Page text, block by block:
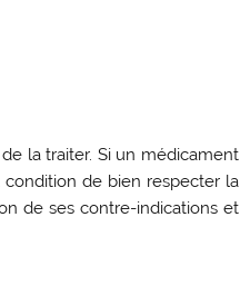
la traiter. Si un médicament
condition de bien respecter la
de ses contre-indications et